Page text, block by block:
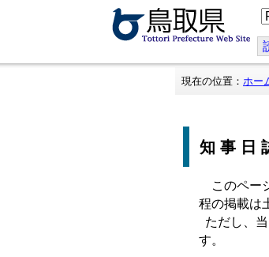
こ
の
ジ
を
翻
現在の位置： ホー
知事日
このペー
程の掲載は
ただし、
す。